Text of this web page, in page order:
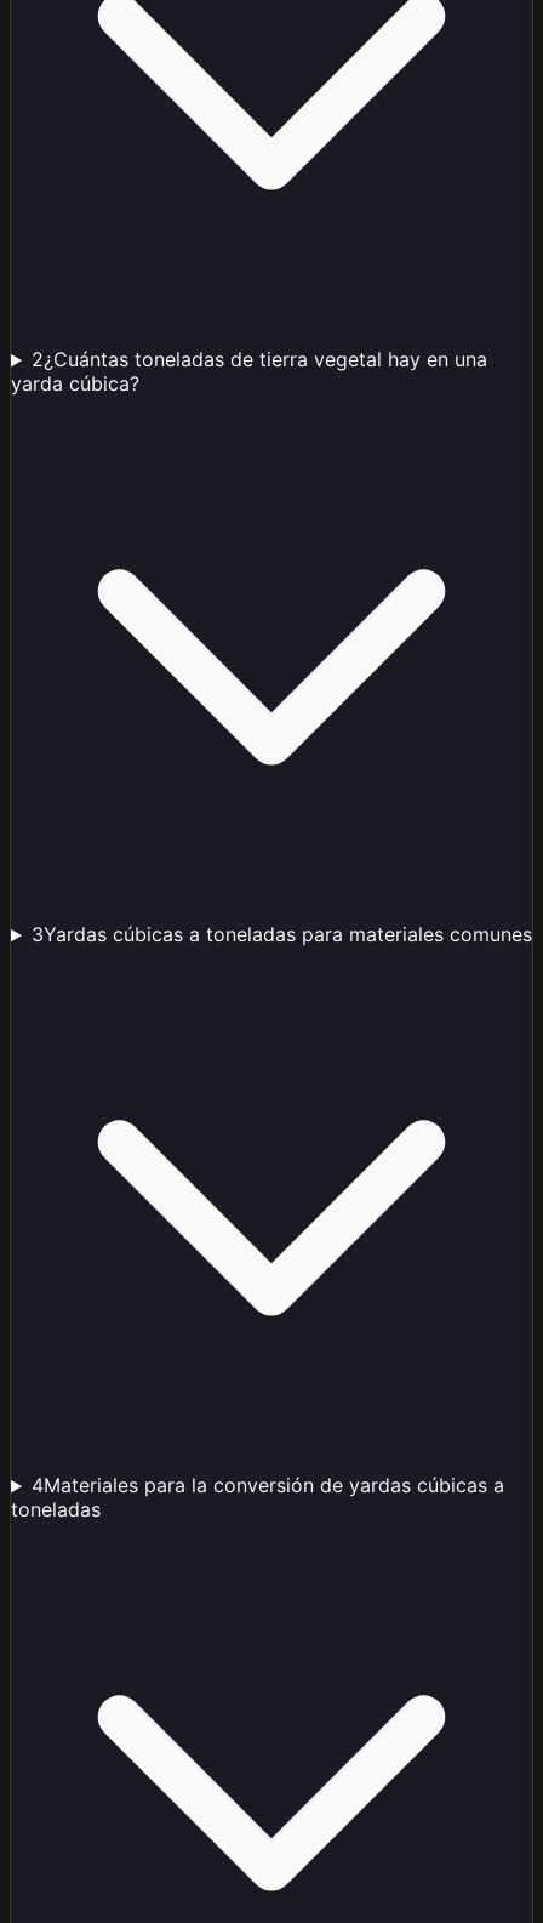
2¿Cuántas toneladas de tierra vegetal hay en una
yarda cúbica?
3Yardas cúbicas a toneladas para materiales comunes
4Materiales para la conversión de yardas cúbicas a
toneladas